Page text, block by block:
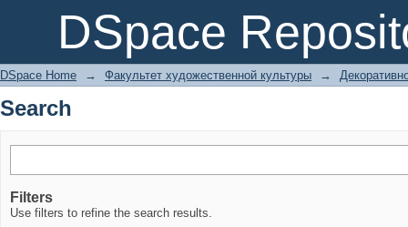
DSpace
Search
DSpace Home → Факультет художественной культуры →
Search
Filters
Use filters to refine the search results.